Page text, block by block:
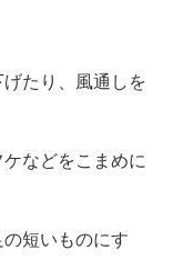
たり、風通しを
などをこまめに
短いものにす